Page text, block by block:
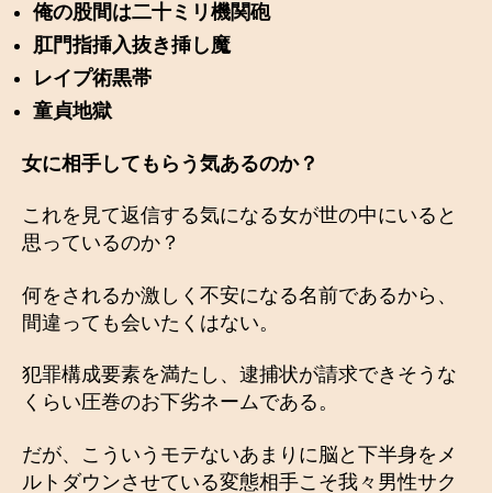
俺の股間は二十ミリ機関砲
肛門指挿入抜き挿し魔
レイプ術黒帯
童貞地獄
女に相手してもらう気あるのか？
これを見て返信する気になる女が世の中にいると
思っているのか？
何をされるか激しく不安になる名前であるから、
間違っても会いたくはない。
犯罪構成要素を満たし、逮捕状が請求できそうな
くらい圧巻のお下劣ネームである。
だが、こういうモテないあまりに脳と下半身をメ
ルトダウンさせている変態相手こそ我々男性サク